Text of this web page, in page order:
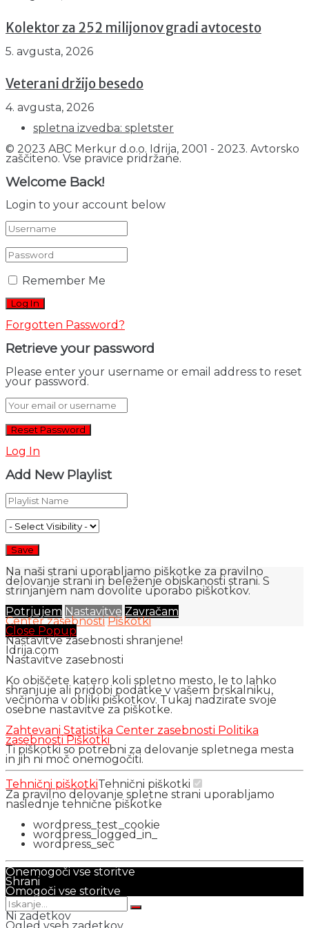
Kolektor za 252 milijonov gradi avtocesto
5. avgusta, 2026
Veterani držijo besedo
4. avgusta, 2026
spletna izvedba: spletster
© 2023 ABC Merkur d.o.o. Idrija, 2001 - 2023. Avtorsko
zaščiteno. Vse pravice pridržane.
Welcome Back!
Login to your account below
Remember Me
Forgotten Password?
Retrieve your password
Please enter your username or email address to reset
your password.
Log In
Add New Playlist
Na naši strani uporabljamo piškotke za pravilno
delovanje strani in beleženje obiskanosti strani. S
strinjanjem nam dovolite uporabo piškotkov.
Potrjujem Nastavitve Zavračam
Center zasebnosti Piškotki
Close Popup
Nastavitve zasebnosti shranjene!
Idrija.com
Nastavitve zasebnosti
Ko obiščete katero koli spletno mesto, le to lahko
shranjuje ali pridobi podatke v vašem brskalniku,
večinoma v obliki piškotkov. Tukaj nadzirate svoje
osebne nastavitve za piškotke.
Zahtevani Statistika Center zasebnosti Politika
zasebnosti Piškotki
Ti piškotki so potrebni za delovanje spletnega mesta
in jih ni moč onemogočiti.
Tehnični piškotkiTehnični piškotki
Za pravilno delovanje spletne strani uporabljamo
naslednje tehnične piškotke
wordpress_test_cookie
wordpress_logged_in_
wordpress_sec
Onemogoči vse storitve
Shrani
Omogoči vse storitve
Ni zadetkov